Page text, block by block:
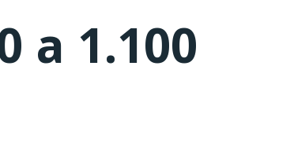
a 1.100